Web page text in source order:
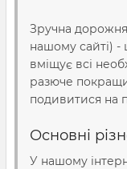
Зручна д
нашому сайті) -
вміщує всі
разюче
подивитися на
Основні
У нашому